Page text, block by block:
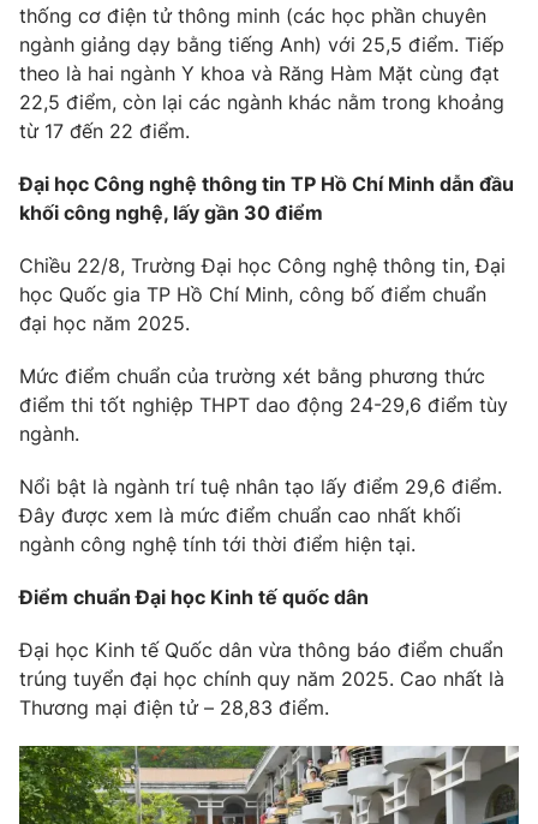
thống cơ điện tử thông minh (các học phần chuyên
ngành giảng dạy bằng tiếng Anh) với 25,5 điểm. Tiếp
theo là hai ngành Y khoa và Răng Hàm Mặt cùng đạt
22,5 điểm, còn lại các ngành khác nằm trong khoảng
từ 17 đến 22 điểm.
Đại học Công nghệ thông tin TP Hồ Chí Minh dẫn đầu
khối công nghệ, lấy gần 30 điểm
Chiều 22/8, Trường Đại học Công nghệ thông tin, Đại
học Quốc gia TP Hồ Chí Minh, công bố điểm chuẩn
đại học năm 2025.
Mức điểm chuẩn của trường xét bằng phương thức
điểm thi tốt nghiệp THPT dao động 24-29,6 điểm tùy
ngành.
Nổi bật là ngành trí tuệ nhân tạo lấy điểm 29,6 điểm.
Đây được xem là mức điểm chuẩn cao nhất khối
ngành công nghệ tính tới thời điểm hiện tại.
Điểm chuẩn Đại học Kinh tế quốc dân
Đại học Kinh tế Quốc dân vừa thông báo điểm chuẩn
trúng tuyển đại học chính quy năm 2025. Cao nhất là
Thương mại điện tử – 28,83 điểm.